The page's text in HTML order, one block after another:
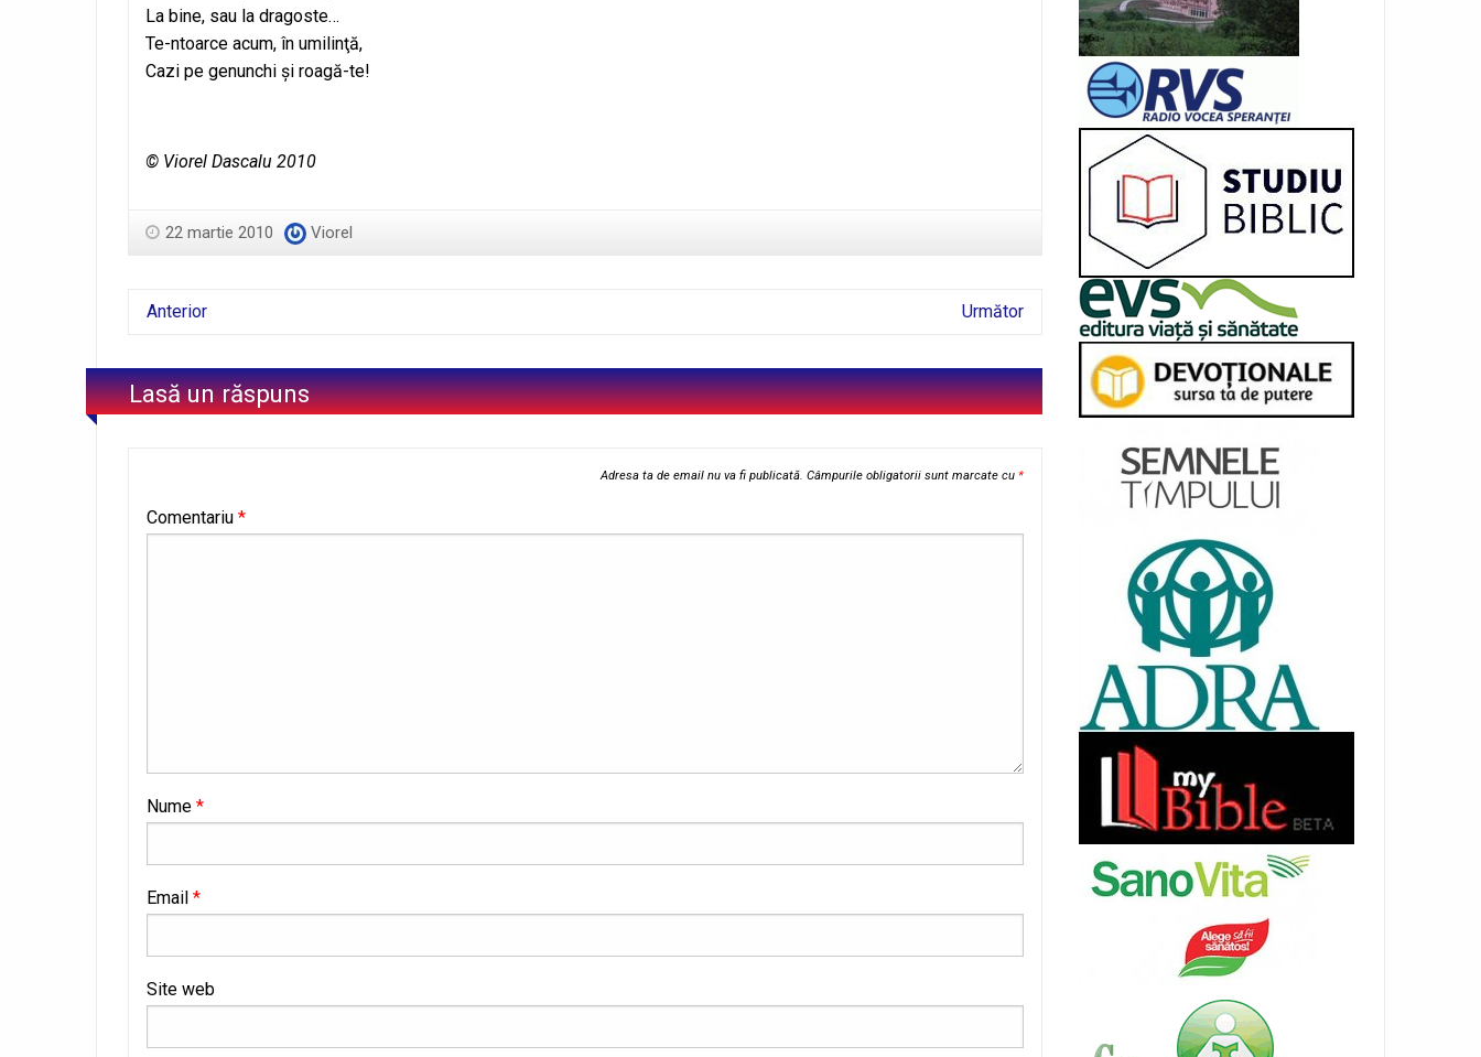
La bine, sau la dragoste…
Te-ntoarce acum, în umilinţă,
Cazi pe genunchi şi roagă-te!
© Viorel Dascalu 2010
22 martie 2010 Viorel
Anterior Următor
Lasă un răspuns
Adresa ta de email nu va fi publicată. Câmpurile obligatorii sunt marcate cu *
Comentariu *
Nume *
Email *
Site web